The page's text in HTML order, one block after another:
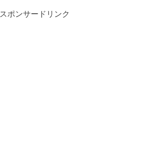
スポンサードリンク